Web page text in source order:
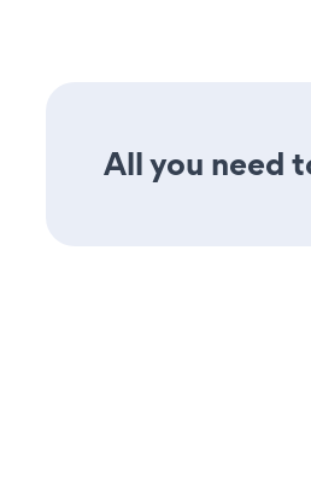
All you need